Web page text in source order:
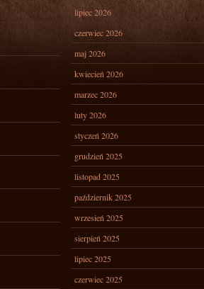
lipiec 2026
czerwiec 2026
maj 2026
kwiecień 2026
marzec 2026
luty 2026
styczeń 2026
grudzień 2025
listopad 2025
październik 2025
wrzesień 2025
sierpień 2025
lipiec 2025
czerwiec 2025